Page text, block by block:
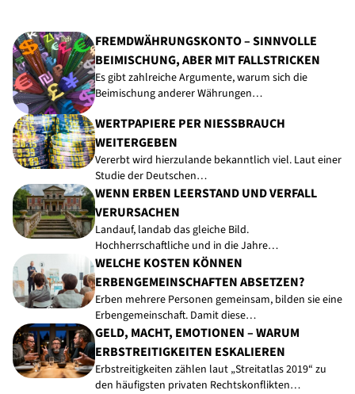
FREMDWÄHRUNGSKONTO – SINNVOLLE
BEIMISCHUNG, ABER MIT FALLSTRICKEN
Es gibt zahlreiche Argumente, warum sich die
Beimischung anderer Währungen…
WERTPAPIERE PER NIESSBRAUCH W
EITERGEBEN
Vererbt wird hierzulande bekanntlich viel. Laut einer
Studie der Deutschen…
WENN ERBEN LEERSTAND UND VERFALL
VERURSACHEN
Landauf, landab das gleiche Bild.
Hochherrschaftliche und in die Jahre…
WELCHE KOSTEN KÖNNEN
ERBENGEMEINSCHAFTEN ABSETZEN?
Erben mehrere Personen gemeinsam, bilden sie eine
Erbengemeinschaft. Damit diese…
GELD, MACHT, EMOTIONEN – WARUM
ERBSTREITIGKEITEN ESKALIEREN
Erbstreitigkeiten zählen laut „Streitatlas 2019“ zu
den häufigsten privaten Rechtskonflikten…